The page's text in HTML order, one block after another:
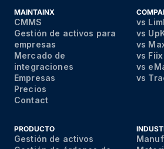
MAINTAINX
CMMS
Gestión de activos para
empresas
Mercado de
integraciones
Empresas
Precios
Contact
vs
vs
vs
vs Fiix
vs
vs
PRODUCTO
Gestión de activos